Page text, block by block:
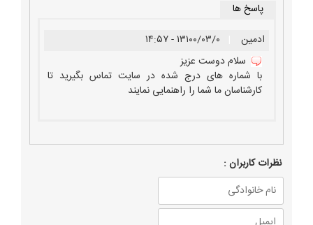
پاسخ ها
ادمین
۱۳۱۰۰/۰۳/۰ - ۱۴:۵۷
سلام دوست عزیز
با شماره های درج شده در سایت تماس بگیرید تا
کارشناسان ما شما را راهنمایی نمایند
نظرات كاربران :